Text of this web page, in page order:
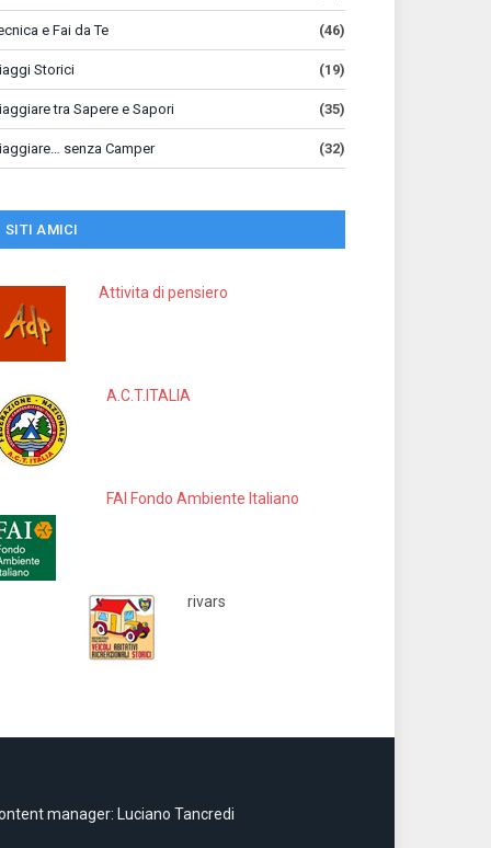
e Fai da Te (46)
Storici (19)
tra Sapere e Sapori (35)
senza Camper (32)
SITI AMICI
Attivita di pensiero
A.C.T.ITALIA
FAI Fondo Ambiente Italiano
rivars
manager: Luciano Tancredi